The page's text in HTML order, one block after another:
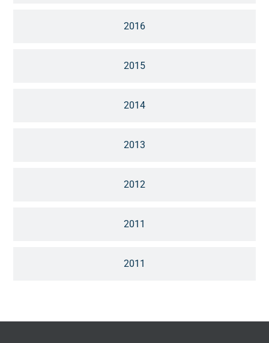
2016
2015
2014
2013
2012
2011
2011